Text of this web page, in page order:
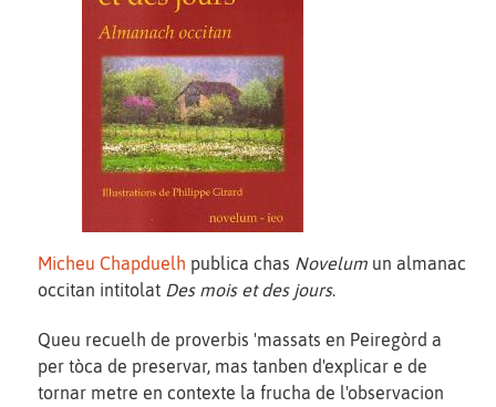
Micheu Chapduelh publica chas Novelum un almanac
occitan intitolat Des mois et des jours.
Queu recuelh de proverbis 'massats en Peiregòrd a
per tòca de preservar, mas tanben d'explicar e de
tornar metre en contexte la frucha de l'observacion